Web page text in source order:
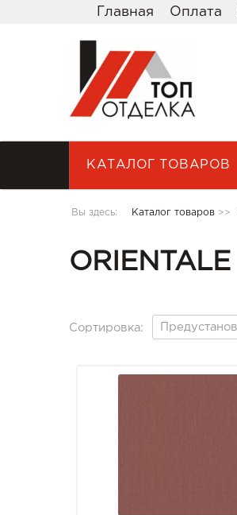
Главная Оплата
КАТАЛОГ ТОВАРОВ
Вы здесь: Каталог товаров >>
ORIENTALE
Сортировка: